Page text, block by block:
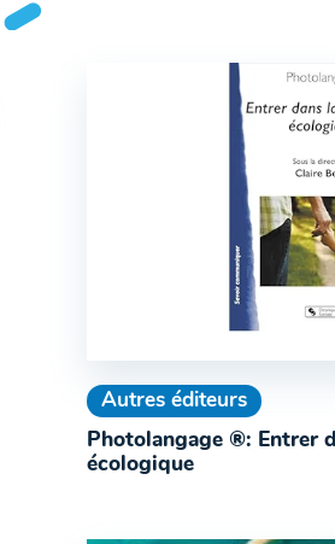
Autres éditeurs
Photolangage ®: Entrer
écologique